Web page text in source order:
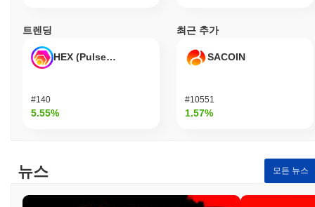
트렌딩
HEX (Pulsechain)
#140
5.55%
최근 추가
SACOIN
#10551
1.57%
뉴스 모든 뉴스